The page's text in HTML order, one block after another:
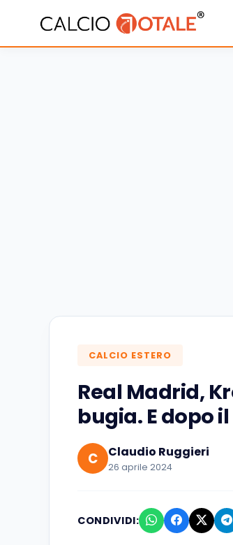
CALCIO ESTERO
Real Madrid,
bugia. E dopo
C Claudio Ruggieri
26 aprile 2024
CONDIVIDI: